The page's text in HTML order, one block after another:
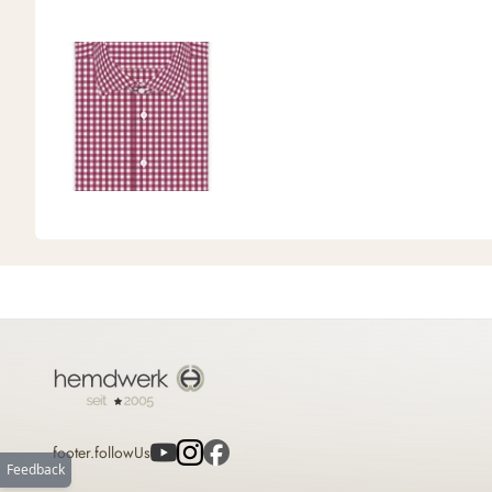
footer.followUs
Feedback